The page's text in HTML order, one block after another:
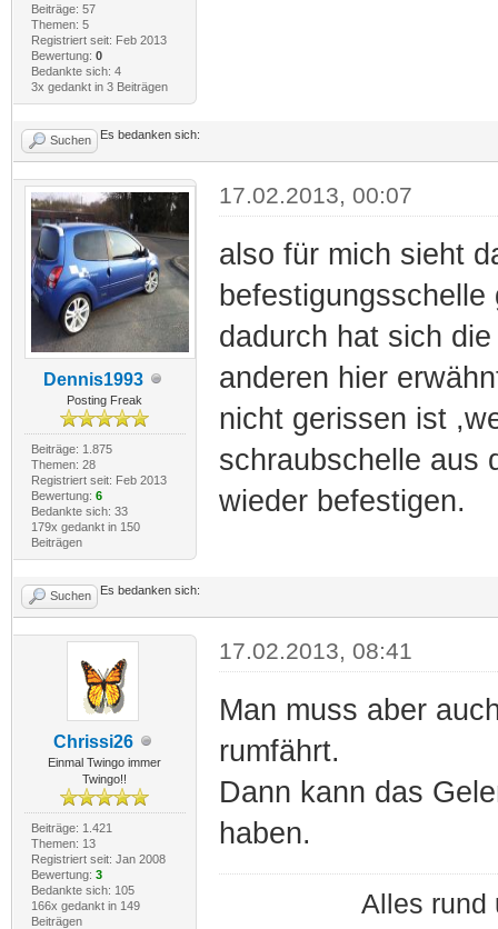
Beiträge: 57
Themen: 5
Registriert seit: Feb 2013
Bewertung: 0
Bedankte sich: 4
3x gedankt in 3 Beiträgen
Suchen Es bedanken sich:
Dennis1993
Posting Freak
Beiträge: 1.875
Themen: 28
Registriert seit: Feb 2013
Bewertung: 6
Bedankte sich: 33
179x gedankt in 150
Beiträgen
17.02.2013, 00:07
also für mich sieht
dadurch hat sich
anderen hier
nicht gerissen ist
schraubschelle aus
wieder befestigen.
Suchen Es bedanken sich:
Chrissi26
Einmal Twingo immer
Twingo!!
Beiträge: 1.421
Themen: 13
Registriert seit: Jan 2008
Bewertung: 3
Bedankte sich: 105
166x gedankt in 149
Beiträgen
17.02.2013, 08:41
Man muss aber
rumfährt.
Dann kann das
haben.
Alles